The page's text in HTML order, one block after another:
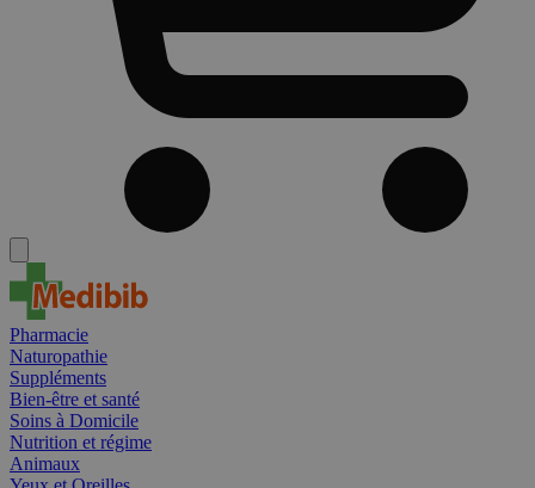
Pharmacie
Naturopathie
Suppléments
Bien-être et santé
Soins à Domicile
Nutrition et régime
Animaux